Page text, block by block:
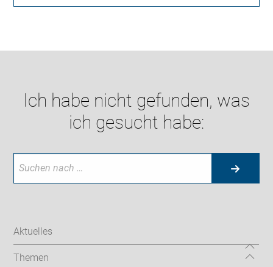
Ich habe nicht gefunden, was
ich gesucht habe:
Aktuelles
Themen